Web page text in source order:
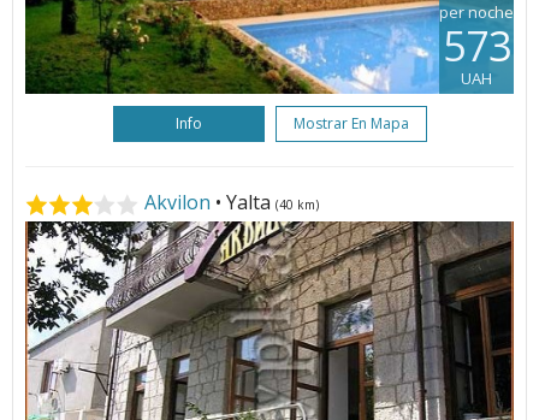
per noche
573
UAH
Info Mostrar En Mapa
Akvilon • Yalta (40 km)